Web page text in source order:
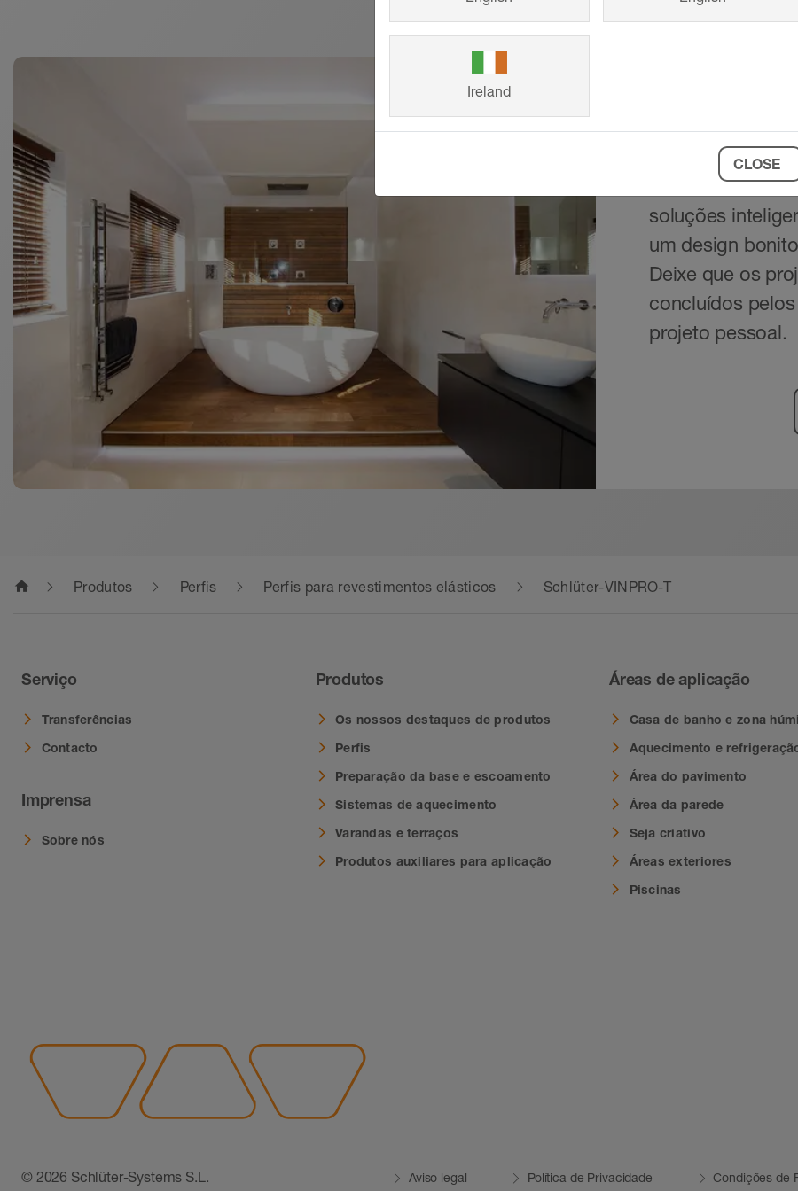
Desde casas
soluções
um design
Deixe que os
concluídos
projeto pessoal.
home Produtos Perfis Perfis para revestimentos elásticos Schlüter-VINPRO-T
Serviço
Transferências
Contacto
Imprensa
Sobre nós
Produtos
Os nossos destaques de produtos
Perfis
Preparação da base e escoamento
Sistemas de aquecimento
Varandas e terraços
Produtos auxiliares para aplicação
Áreas de aplicação
Casa de banho e zona
Aquecimento e
Área do pavimento
Área da parede
Seja criativo
Áreas exteriores
Piscinas
© 2026 Schlüter-Systems S.L. Aviso legal Política de Privacidade Condições de
Ireland
CLOSE